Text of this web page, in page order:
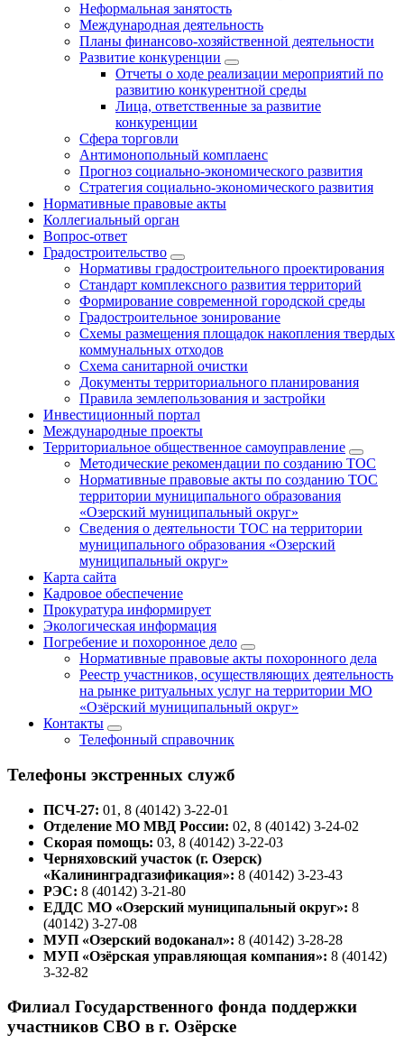
Неформальная занятость
Международная деятельность
Планы финансово-хозяйственной деятельности
Развитие конкуренции
Отчеты о ходе реализации мероприятий по
развитию конкурентной среды
Лица, ответственные за развитие
конкуренции
Сфера торговли
Антимонопольный комплаенс
Прогноз социально-экономического развития
Стратегия социально-экономического развития
Нормативные правовые акты
Коллегиальный орган
Вопрос-ответ
Градостроительство
Нормативы градостроительного проектирования
Стандарт комплексного развития территорий
Формирование современной городской среды
Градостроительное зонирование
Схемы размещения площадок накопления твердых
коммунальных отходов
Схема санитарной очистки
Документы территориального планирования
Правила землепользования и застройки
Инвестиционный портал
Международные проекты
Территориальное общественное самоуправление
Методические рекомендации по созданию ТОС
Нормативные правовые акты по созданию ТОС
территории муниципального образования
«Озерский муниципальный округ»
Сведения о деятельности ТОС на территории
муниципального образования «Озерский
муниципальный округ»
Карта сайта
Кадровое обеспечение
Прокуратура информирует
Экологическая информация
Погребение и похоронное дело
Нормативные правовые акты похоронного дела
Реестр участников, осуществляющих деятельность
на рынке ритуальных услуг на территории МО
«Озёрский муниципальный округ»
Контакты
Телефонный справочник
Телефоны экстренных служб
ПСЧ-27: 01, 8 (40142) 3-22-01
Отделение МО МВД России: 02, 8 (40142) 3-24-02
Скорая помощь: 03, 8 (40142) 3-22-03
Черняховский участок (г. Озерск)
«Калининградгазификация»: 8 (40142) 3-23-43
РЭС: 8 (40142) 3-21-80
ЕДДС МО «Озерский муниципальный округ»: 8
(40142) 3-27-08
МУП «Озерский водоканал»: 8 (40142) 3-28-28
МУП «Озёрская управляющая компания»: 8 (40142)
3-32-82
Филиал Государственного фонда поддержки
участников СВО в г. Озёрске